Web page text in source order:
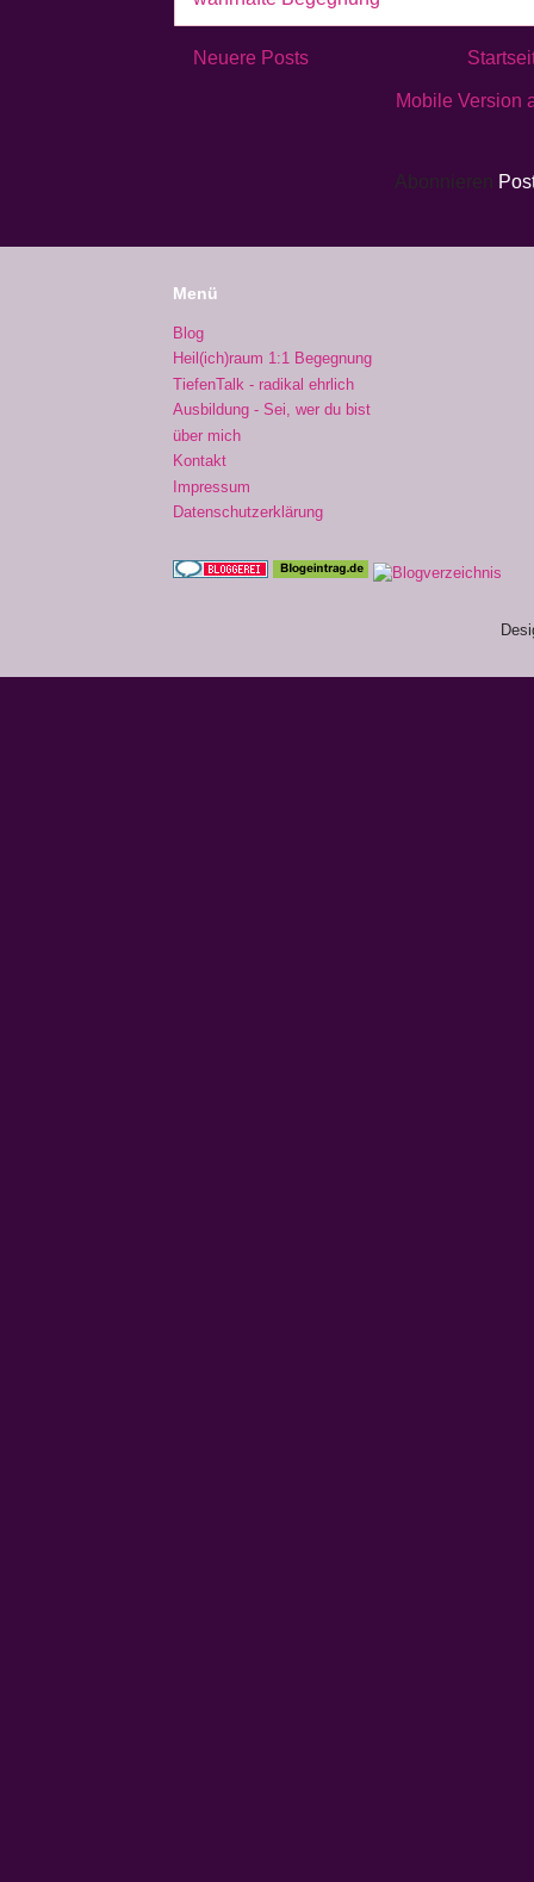
Neuere Posts
Mobile Version
Abonnieren
Menü
Blog
Heil(ich)raum 1:1 Begegnung
TiefenTalk - radikal ehrlich
Ausbildung - Sei, wer du bist
über mich
Kontakt
Impressum
Datenschutzerklärung